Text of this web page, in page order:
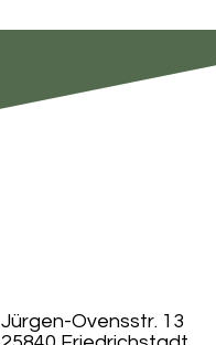
Jürgen-Ovensstr. 13